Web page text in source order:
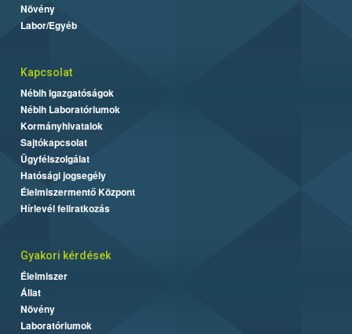
Növény
Labor/Egyéb
Kapcsolat
Nébih Igazgatóságok
Nébih Laboratóriumok
Kormányhivatalok
Sajtókapcsolat
Ügyfélszolgálat
Hatósági jogsegély
Élelmiszermentő Központ
Hírlevél feliratkozás
Gyakori kérdések
Élelmiszer
Állat
Növény
Laboratóriumok